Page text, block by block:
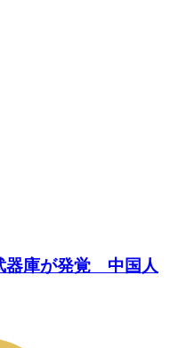
器庫が発覚 中国人